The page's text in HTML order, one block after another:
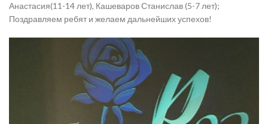
Анастасия(11-14 лет), Кашеваров Станислав (5-7 лет);
Поздравляем ребят и желаем дальнейших успехов!